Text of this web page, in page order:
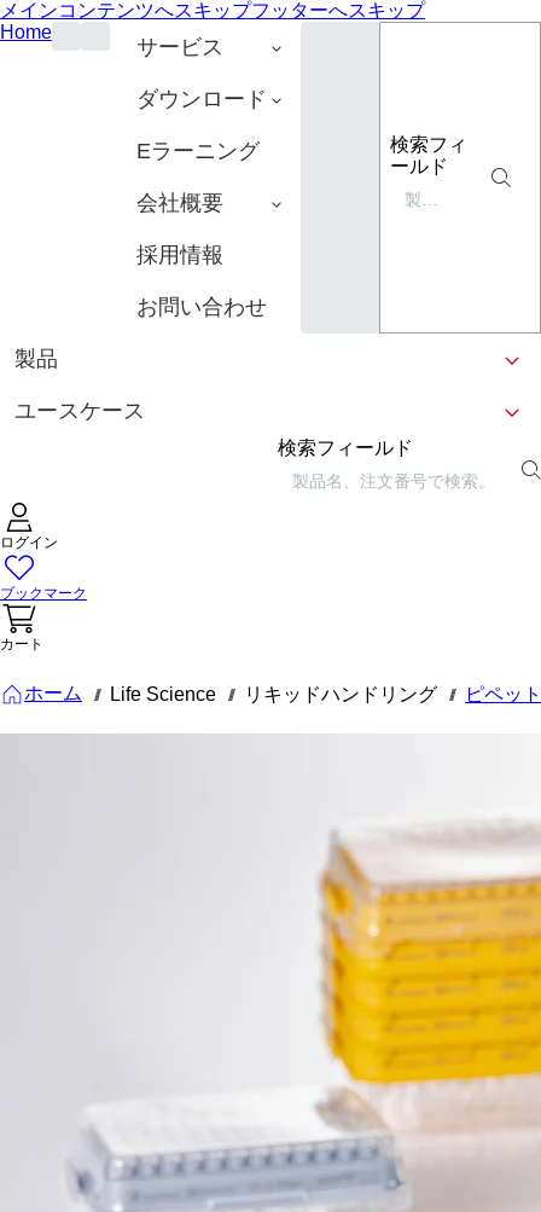
メインコンテンツへスキップフッターへスキップ
Home
サービス
ダウンロード
Eラーニング
会社概要
採用情報
お問い合わせ
検索フィ
ールド
製品
ユースケース
検索フィールド
ログイン
ブックマーク
カート
ホーム /// Life Science /// リキッドハンドリング /// ピペッ